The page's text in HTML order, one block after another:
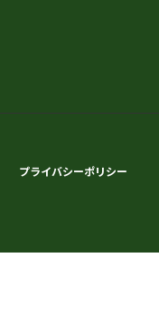
プライバシーポリシー